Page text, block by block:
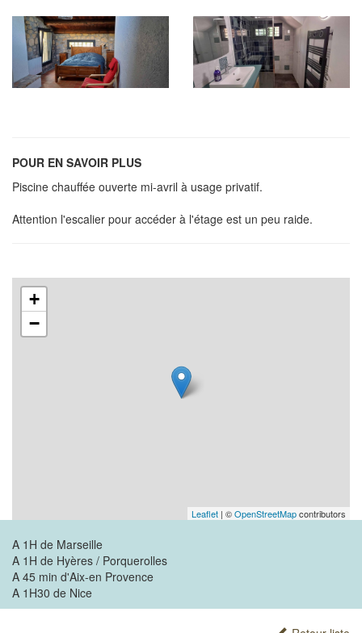
POUR EN SAVOIR PLUS
Piscine chauffée ouverte mi-avril à usage privatif.
Attention l'escalier pour accéder à l'étage est un peu raide.
+
−
Leaflet | ©OpenStreetMapcontributors
A 1H de Marseille
A 1H de Hyères / Porquerolles
A 45 min d'Aix-en Provence
A 1H30 de Nice